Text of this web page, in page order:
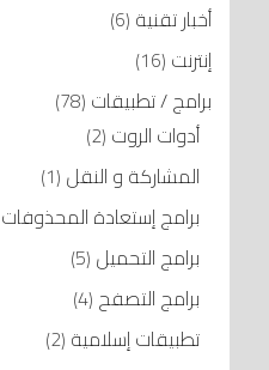
أخبار تقنية (6)
إنترنت (16)
برامج / تطبيقات (78)
أدوات الروت (2)
المشاركة و النقل (1)
برامج إستعادة المحذوفات
برامج التحميل (5)
برامج التصفح (4)
تطبيقات إسلامية (2)